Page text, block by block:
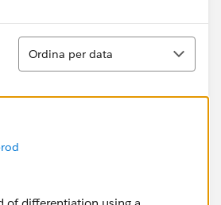
Ordina
Ordina per data